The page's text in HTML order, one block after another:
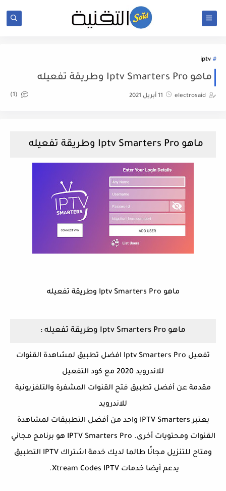
iptv
ماهو Iptv Smarters Pro وطريقة تفعيله
electrosaid 11 أبريل 2021 (1)
ماهو Iptv Smarters Pro وطريقة تفعيله
ماهو Iptv Smarters Pro وطريقة تفعيله
ماهو Iptv Smarters Pro وطريقة تفعيله :
تفعيل Iptv Smarters Pro افضل تطبيق لمشاهدة القنوات
للاندرويد 2020 مع كود التفعيل
مقدمة عن أفضل تطبيق فتح القنوات المشفرة والتلفزيونية
للاندرويد
يعتبر IPTV Smarters واحد من أفضل التطبيقات لمشاهدة
القنوات ومحتويات أخرى. IPTV Smarters Pro هو برنامج مجاني
ومتاح للتنزيل مجانًا طالما لديك خدمة اشتراك IPTV التطبيق
يدعم أيضا خدمات Xtream Codes IPTV.